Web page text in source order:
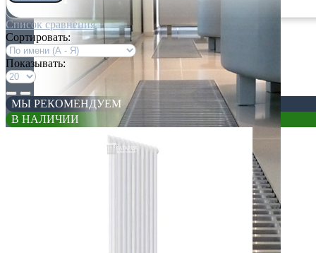
Список сравнения
Сортировать:
Показывать:
МЫ РЕКОМЕНДУЕМ
В НАЛИЧИИ